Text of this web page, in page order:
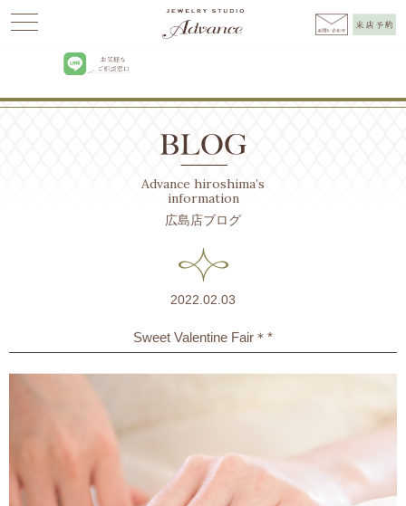
お知らせ>Sweet Valentine Fair＊*
Advance hiroshima’s
information
広島店ブログ
2022.02.03
Sweet Valentine Fair＊*